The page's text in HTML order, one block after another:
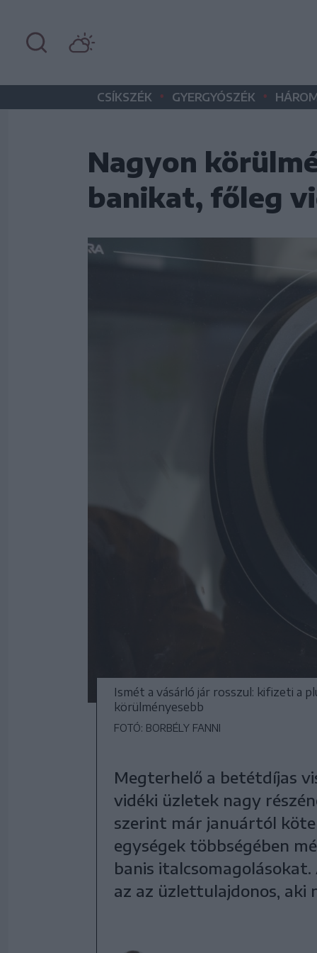
CSÍKSZÉK • GYERGYÓSZÉK •
Nagyon
banikat, főleg
Ismét a vásárló jár rosszul: kifizeti a
körülményesebb
FOTÓ: BORBÉLY FANNI
Megterhelő a betétdíjas
vidéki üzletek nagy
szerint már januártól
egységek többségében
banis
az az üzlettulajdonos, aki